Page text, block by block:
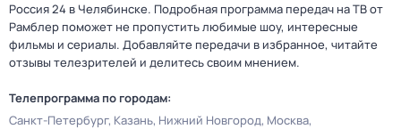
Россия 24 в Челябинске. Подробная программа передач на ТВ от
Рамблер поможет не пропустить любимые шоу, интересные
фильмы и сериалы. Добавляйте передачи в избранное, читайте
отзывы телезрителей и делитесь своим мнением.
Телепрограмма по городам:
Санкт-Петербург Казань Нижний Новгород Москва